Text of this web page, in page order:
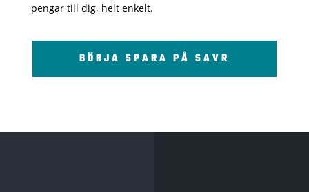
pengar till dig, helt enkelt.
BÖRJA SPARA PÅ SAVR